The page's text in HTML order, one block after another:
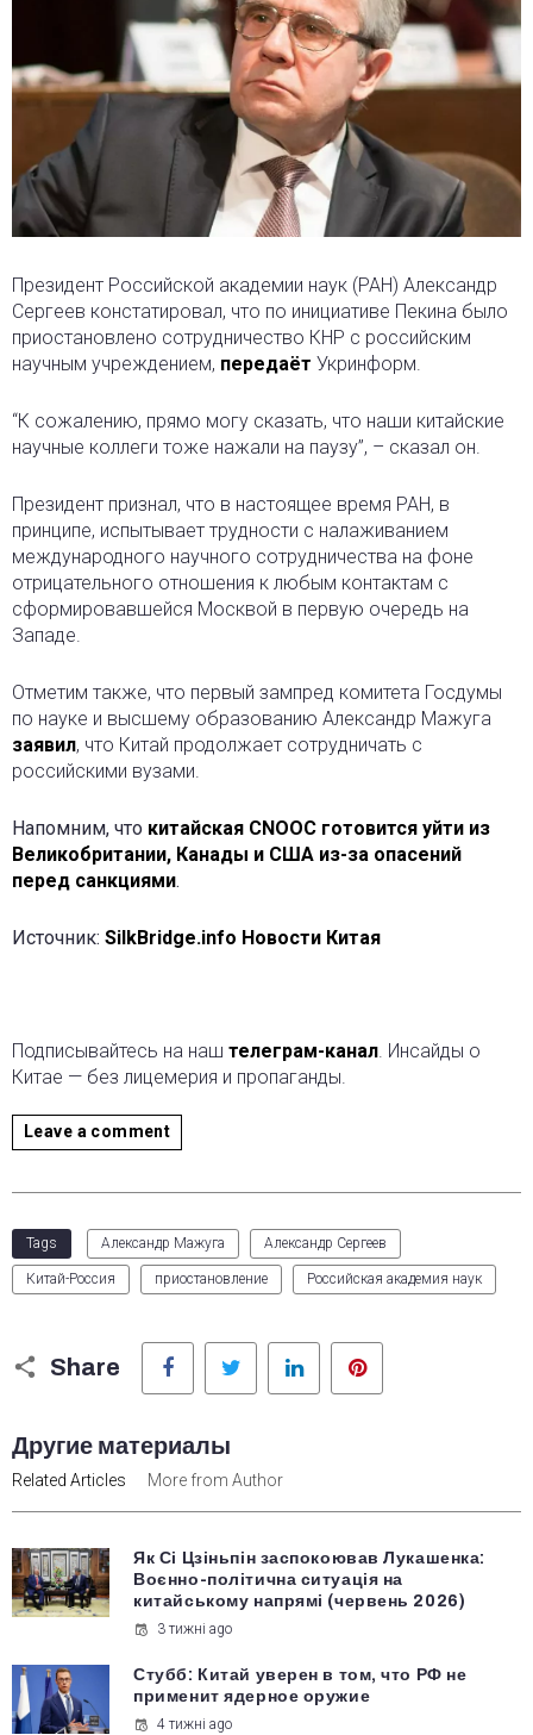
Президент Российской академии наук (РАН) Александр
Сергеев констатировал, что по инициативе Пекина было
приостановлено сотрудничество КНР с российским
научным учреждением, передаёт Укринформ.
“К сожалению, прямо могу сказать, что наши китайские
научные коллеги тоже нажали на паузу”, – сказал он.
Президент признал, что в настоящее время РАН, в
принципе, испытывает трудности с налаживанием
международного научного сотрудничества на фоне
отрицательного отношения к любым контактам с
сформировавшейся Москвой в первую очередь на
Западе.
Отметим также, что первый зампред комитета Госдумы
по науке и высшему образованию Александр Мажуга
заявил, что Китай продолжает сотрудничать с
российскими вузами.
Напомним, что китайская CNOOC готовится уйти из
Великобритании, Канады и США из-за опасений
перед санкциями.
Источник: SilkBridge.info Новости Китая
Подписывайтесь на наш телеграм-канал. Инсайды о
Китае — без лицемерия и пропаганды.
Leave a comment
Tags Александр Мажуга Александр Сергеев
Китай-Россия приостановление Российская академия наук
Share
Facebook Twitter LinkedIn
Другие материалы
Related Articles More from Author
Як Сі Цзіньпін заспокоював Лукашенка:
Воєнно-політична ситуація на
китайському напрямі (червень 2026)
3 тижні ago
Стубб: Китай уверен в том, что РФ не
применит ядерное оружие
4 тижні ago